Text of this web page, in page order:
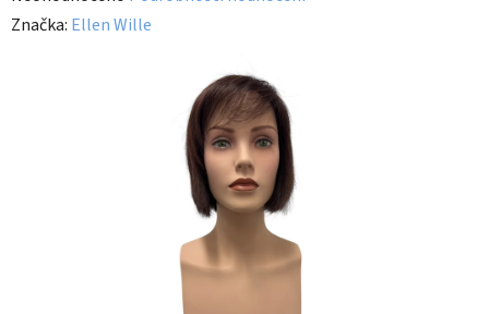
hodnocení
Značka: Ellen Wille